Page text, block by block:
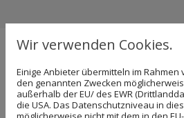
Alles über
Die Bauschlussreinigung
Wir verwenden Cookies.
Einige Anbieter übermitteln im
den genannten Zwecken
außerhalb der EU/ des EWR
die USA. Das Datenschutzniveau in